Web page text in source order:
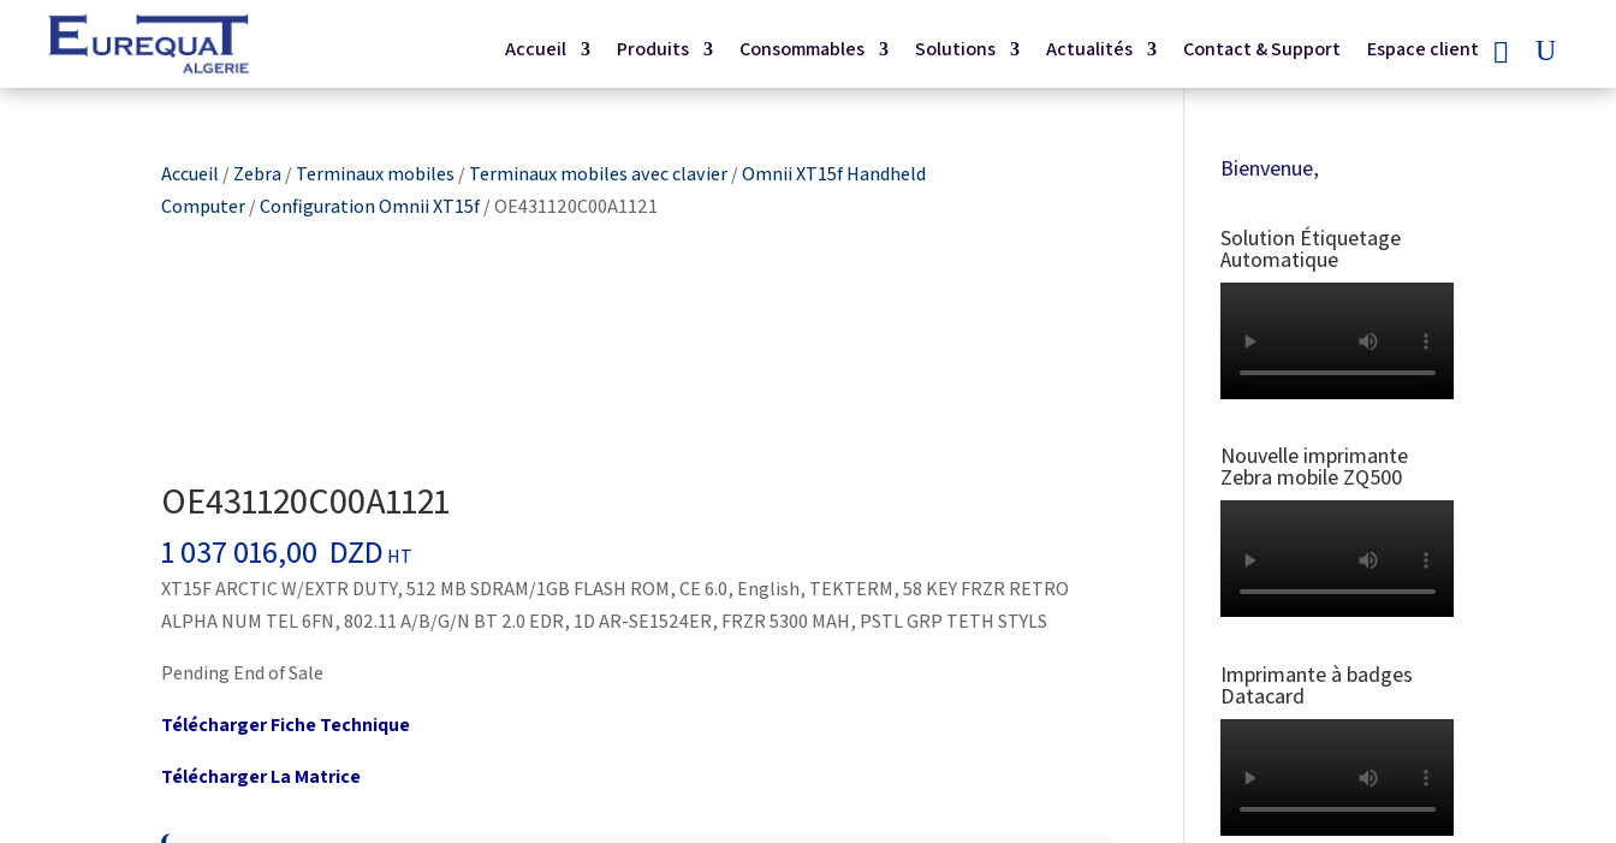
Accueil Produits Consommables Solutions Actualités Contact & Support Espace client
Accueil /Zebra/Terminaux mobiles /Terminaux mobiles avec clavier/Omnii XT15f Handheld
Computer/Configuration Omnii XT15f/ OE431120C00A1121
OE431120C00A1121
1 037 016,00 DZD HT
XT15F ARCTIC W/EXTR DUTY, 512 MB SDRAM/1GB FLASH ROM, CE 6.0, English, TEKTERM, 58 KEY FRZR RETRO
ALPHA NUM TEL 6FN, 802.11 A/B/G/N BT 2.0 EDR, 1D AR-SE1524ER, FRZR 5300 MAH, PSTL GRP TETH STYLS
Pending End of Sale
Télécharger Fiche Technique
Télécharger La Matrice
Bienvenue,
Solution Étiquetage
Automatique
Nouvelle imprimante
Zebra mobile ZQ500
Imprimante à badges
Datacard